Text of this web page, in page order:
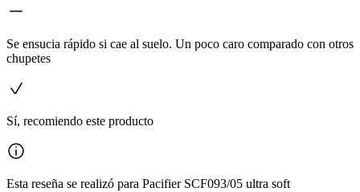
Se ensucia rápido si cae al suelo. Un poco caro comparado con otros
chupetes
Sí, recomiendo este producto
Esta reseña se realizó para Pacifier SCF093/05 ultra soft